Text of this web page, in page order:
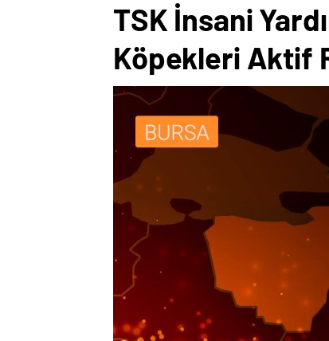
TSK İnsani
Köpekleri Aktif